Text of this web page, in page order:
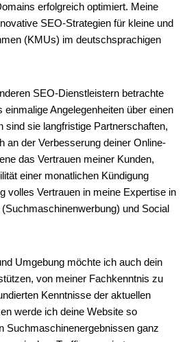
erfolgreich optimiert. Meine
SEO-Strategien für kleine und
(KMUs) im deutschsprachigen
SEO-Dienstleistern betrachte
Angelegenheiten über einen
sind sie langfristige Partnerschaften,
an der Verbesserung deiner Online-
das Vertrauen meiner Kunden,
einer monatlichen Kündigung
volles Vertrauen in meine Expertise in
und Social
Umgebung möchte ich auch dein
von meiner Fachkenntnis zu
Kenntnisse der aktuellen
werde ich deine Website so
Suchmaschinenergebnissen ganz